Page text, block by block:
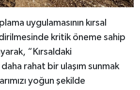
uygulamasının kırsal
kritik öneme sahip
“Kırsaldaki
rahat bir ulaşım sunmak
yoğun şekilde